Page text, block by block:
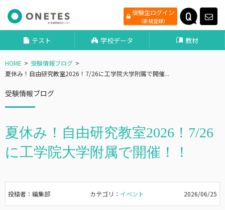
受験生ログイン
（新規登録）
テスト 学校データ 教材
HOME
受験情報ブログ
夏休み！自由研究教室2026！7/26に工学院大学附属で開催...
受験情報ブログ
夏休み！自由研究教室2026！7/26
に工学院大学附属で開催！！
投稿者：編集部 カテゴリ： イベント 2026/06/25